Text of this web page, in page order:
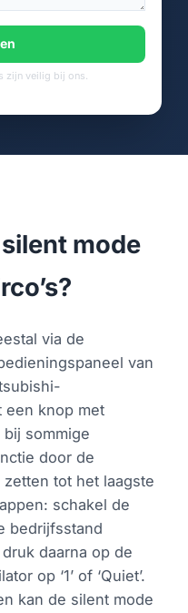
zijn veilig bij ons.
mode
via de
van
een knop met
bij sommige
door de
tot het laagste
schakel de
bedrijfsstand
daarna op de
op ‘1’ of ‘Quiet’.
kan de silent mode